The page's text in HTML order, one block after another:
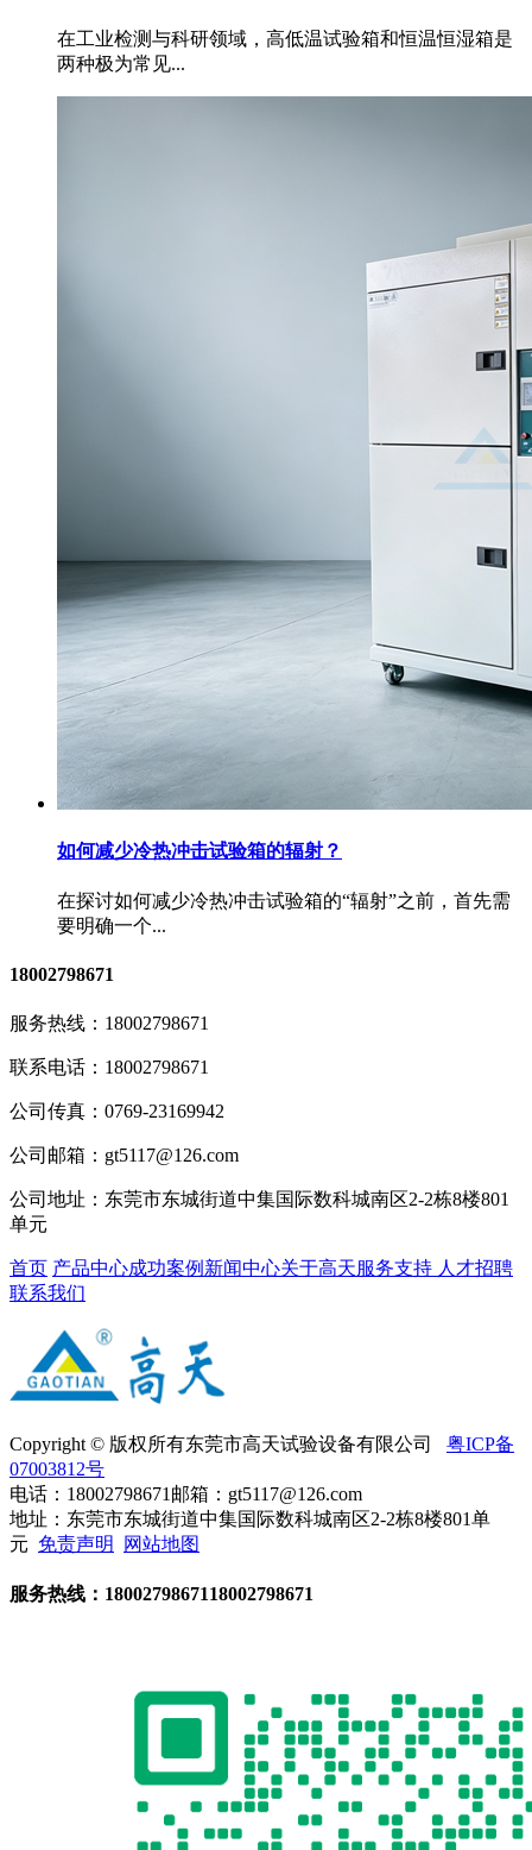
在工业检测与科研领域，高低温试验箱和恒温恒湿箱是
两种极为常见...
如何减少冷热冲击试验箱的辐射？
在探讨如何减少冷热冲击试验箱的“辐射”之前，首先需
要明确一个...
18002798671
服务热线： 18002798671
联系电话： 18002798671
公司传真： 0769-23169942
公司邮箱： gt5117@126.com
公司地址： 东莞市东城街道中集国际数科城南区2-2栋8楼801
单元
首页 产品中心成功案例 新闻中心关于高天服务支持 人才招聘
联系我们
Copyright © 版权所有东莞市高天试验设备有限公司 粤ICP备
07003812号
电话：18002798671 邮箱：gt5117@126.com
地址：东莞市东城街道中集国际数科城南区2-2栋8楼801单
元 免责声明 网站地图
服务热线： 1800279867118002798671